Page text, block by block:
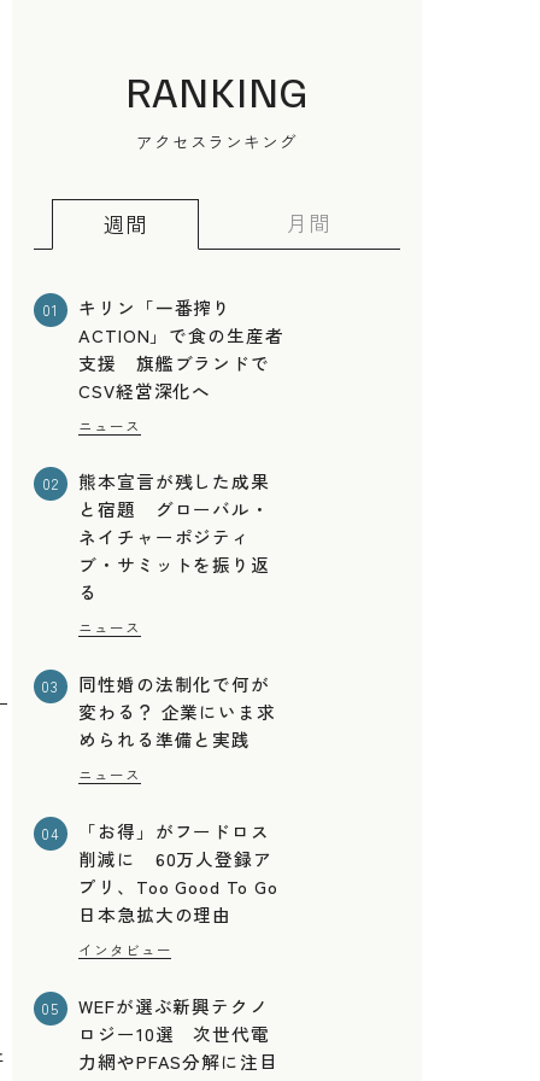
RANKING
アクセスランキング
週間 月間
01
キリン「一番搾り
ACTION」で食の生産者
支援 旗艦ブランドで
CSV経営深化へ
ニュース
02
熊本宣言が残した成果
と宿題 グローバル・
ネイチャーポジティ
ブ・サミットを振り返
る
ニュース
03
同性婚の法制化で何が
変わる？ 企業にいま求
められる準備と実践
ニュース
04
「お得」がフードロス
削減に 60万人登録ア
プリ、Too Good To Go
日本急拡大の理由
インタビュー
05
WEFが選ぶ新興テクノ
ロジー10選 次世代電
力網やPFAS分解に注目